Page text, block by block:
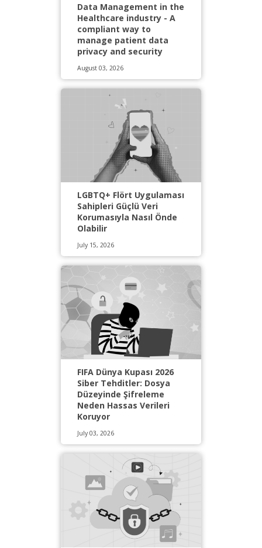
Data Management in the
Healthcare industry - A
compliant way to
manage patient data
privacy and security
August 03, 2026
LGBTQ+ Flört Uygulaması
Sahipleri Güçlü Veri
Korumasıyla Nasıl Önde
Olabilir
July 15, 2026
FIFA Dünya Kupası 2026
Siber Tehditler: Dosya
Düzeyinde Şifreleme
Neden Hassas Verileri
Koruyor
July 03, 2026